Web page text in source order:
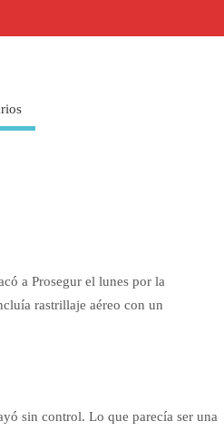
a Prosegur el lunes por la
rastrillaje aéreo con un
sin control. Lo que parecía ser una